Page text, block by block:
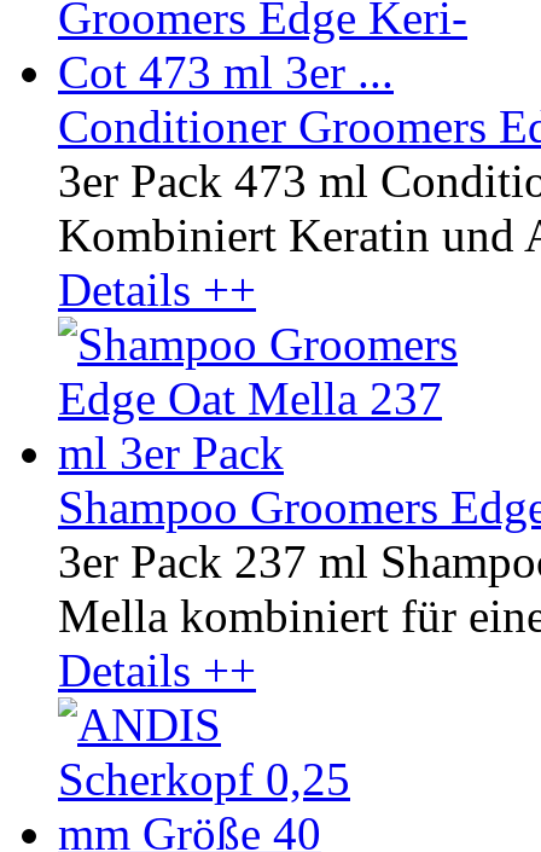
Conditioner Groomers
3er Pack 473 ml
Kombiniert Keratin und
Details ++
Shampoo Groomers
3er Pack 237 ml
Mella kombiniert für
Details ++